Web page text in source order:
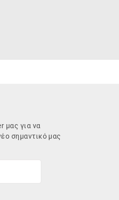
μας για να
σημαντικό μας